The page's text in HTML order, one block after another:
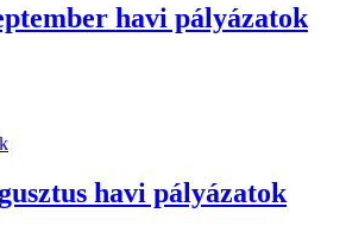
havi pályázatok
havi pályázatok